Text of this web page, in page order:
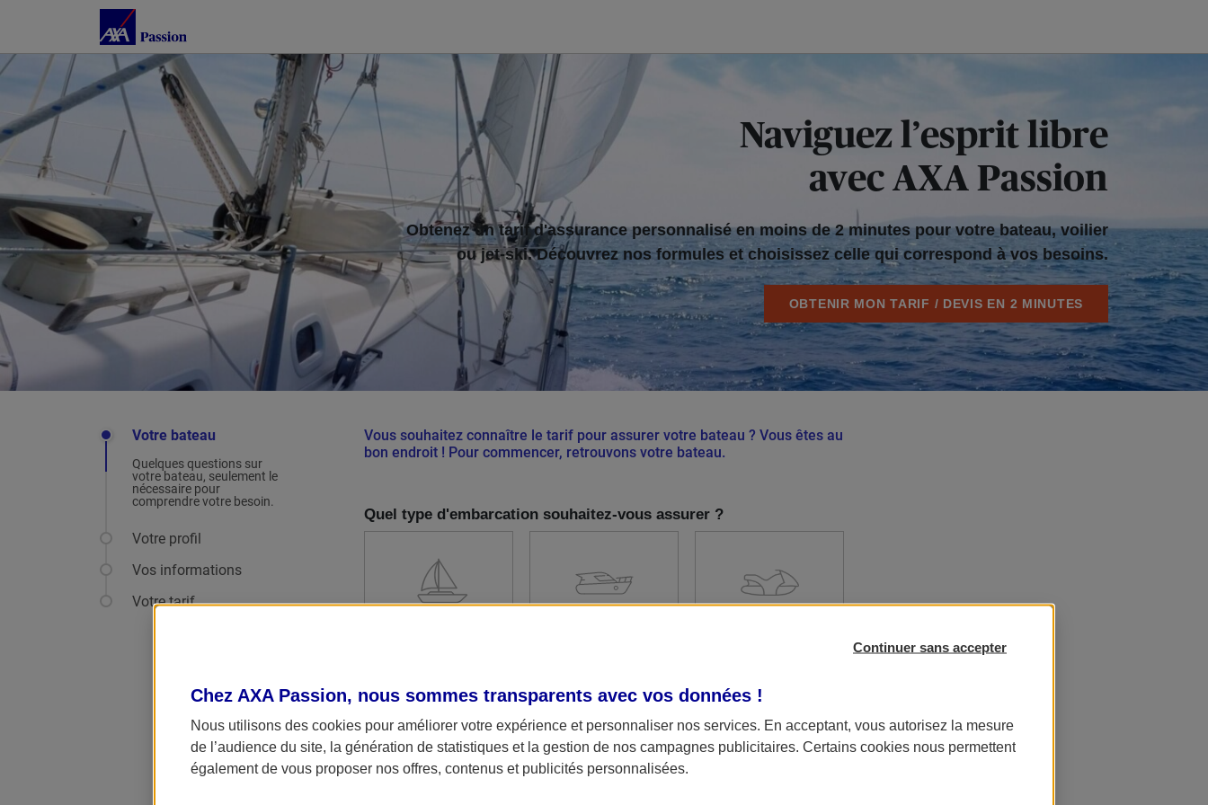
Continuer sans accepter
Chez AXA Passion, nous sommes transparents avec vos données !
Nous utilisons des cookies pour améliorer votre expérience et personnaliser nos services. En acceptant, vous autorisez la mesure
de l’audience du site, la génération de statistiques et la gestion de nos campagnes publicitaires. Certains cookies nous permettent
également de vous proposer nos offres, contenus et publicités personnalisées.
Naviguez l’esprit libre
avec AXA Passion
Obtenez un tarif d'assurance personnalisé en moins de 2 minutes pour votre bateau, voilier
ou jet-ski. Découvrez nos formules et choisissez celle qui correspond à vos besoins.
OBTENIR MON TARIF / DEVIS EN 2 MINUTES
Votre bateau
Quelques questions sur
votre bateau, seulement le
nécessaire pour
comprendre votre besoin.
Votre profil
Vos informations
Votre tarif
Vous souhaitez connaître le tarif pour assurer votre bateau ? Vous êtes au
bon endroit ! Pour commencer, retrouvons votre bateau.
Quel type d'embarcation souhaitez-vous assurer ?